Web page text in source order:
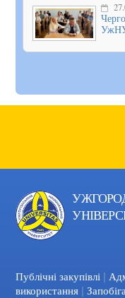
Публічні закупівлі |
використання |